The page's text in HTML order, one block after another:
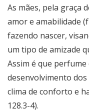
As mães, pela graça
amor e amabilidade
fazendo nascer,
um tipo de amizade
Assim é que perfume
desenvolvimento
clima de conforto e
128.3-4).